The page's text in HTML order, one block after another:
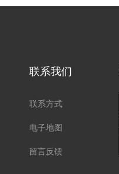
联系我们
联系方式
电子地图
留言反馈